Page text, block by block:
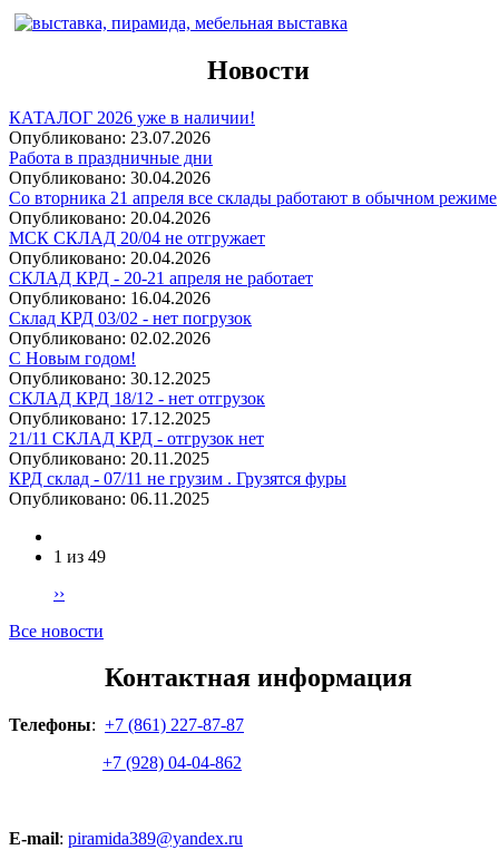
Новости
КАТАЛОГ 2026 уже в наличии!
Опубликовано: 23.07.2026
Работа в праздничные дни
Опубликовано: 30.04.2026
Со вторника 21 апреля все склады работают в обычном режиме
Опубликовано: 20.04.2026
МСК СКЛАД 20/04 не отгружает
Опубликовано: 20.04.2026
СКЛАД КРД - 20-21 апреля не работает
Опубликовано: 16.04.2026
Склад КРД 03/02 - нет погрузок
Опубликовано: 02.02.2026
С Новым годом!
Опубликовано: 30.12.2025
СКЛАД КРД 18/12 - нет отгрузок
Опубликовано: 17.12.2025
21/11 СКЛАД КРД - отгрузок нет
Опубликовано: 20.11.2025
КРД склад - 07/11 не грузим . Грузятся фуры
Опубликовано: 06.11.2025
1 из 49
››
Все новости
Контактная информация
Телефоны: +7 (861) 227-87-87
+7 (928) 04-04-862
E-mail: piramida389@yandex.ru